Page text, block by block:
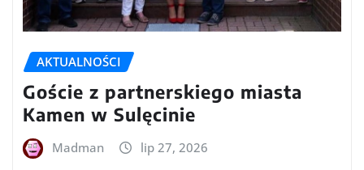
AKTUALNOŚCI
Goście z partnerskiego miasta
Kamen w Sulęcinie
Madman lip 27, 2026